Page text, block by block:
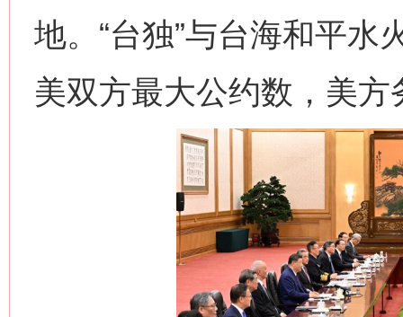
地。“台独”与台海和平水
美双方最大公约数，美